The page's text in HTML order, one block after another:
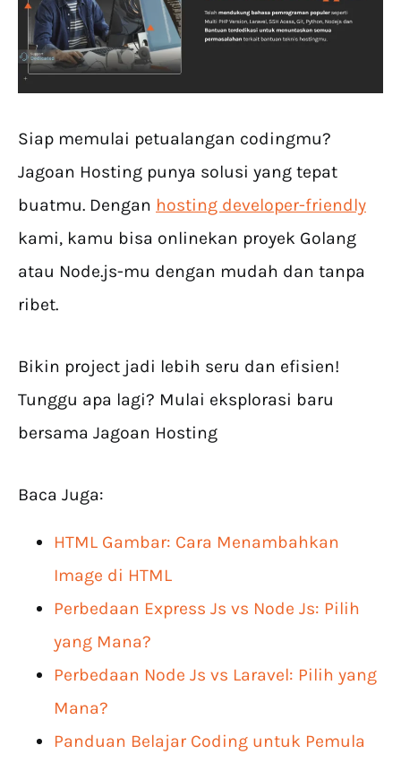
Siap memulai petualangan codingmu?
Jagoan Hosting punya solusi yang tepat
buatmu. Dengan hosting developer-friendly
kami, kamu bisa onlinekan proyek Golang
atau Node.js-mu dengan mudah dan tanpa
ribet.
Bikin project jadi lebih seru dan efisien!
Tunggu apa lagi? Mulai eksplorasi baru
bersama Jagoan Hosting
Baca Juga:
HTML Gambar: Cara Menambahkan
Image di HTML
Perbedaan Express Js vs Node Js: Pilih
yang Mana?
Perbedaan Node Js vs Laravel: Pilih yang
Mana?
Panduan Belajar Coding untuk Pemula